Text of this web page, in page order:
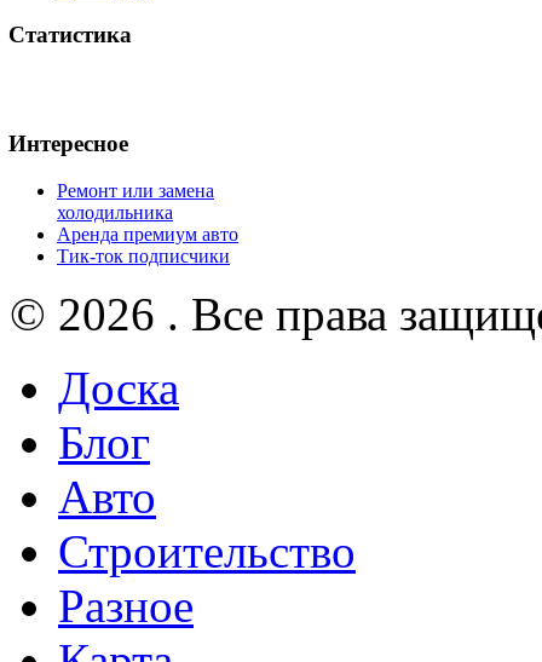
Статистика
Интересное
Ремонт или замена
холодильника
Аренда премиум авто
Тик-ток подписчики
© 2026 . Все права
Доска
Блог
Авто
Строительство
Разное